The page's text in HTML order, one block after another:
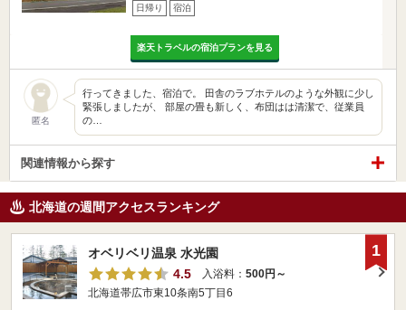
日帰り 宿泊
楽天トラベルの宿泊プランを見る
匿名
行ってきました、宿泊で。 田舎のラブホテルのような外観に少し
緊張しましたが、 部屋の畳も新しく、布団はは清潔で、従業員
の…
関連情報から探す
北海道の週間アクセスランキング
オベリベリ温泉 水光園
4.5
入浴料： 500円～
北海道帯広市東10条南5丁目6
1